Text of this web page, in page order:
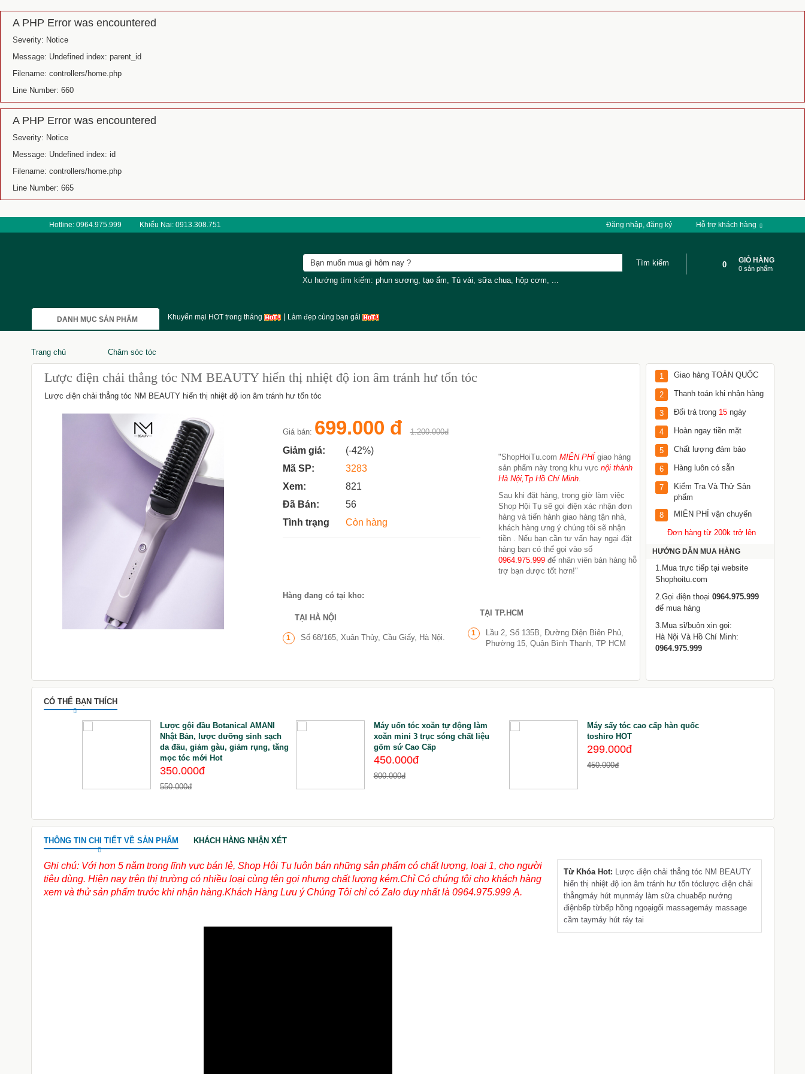
A PHP Error was encountered
Severity: Notice
Message: Undefined index: parent_id
Filename: controllers/home.php
Line Number: 660
A PHP Error was encountered
Severity: Notice
Message: Undefined index: id
Filename: controllers/home.php
Line Number: 665
Hotline: 0964.975.999 Khiếu Nại: 0913.308.751 Đăng nhập, đăng ký Hỗ trợ khách hàng
Xu hướng tìm kiếm: phun sương, tạo ẩm, Tủ vải, sữa chua, hộp cơm, ...
0 GIỎ HÀNG
0 sản phẩm
DANH MỤC SẢN PHẨM Khuyến mại HOT trong tháng | Làm đẹp cùng bạn gái
Trang chủ Chăm sóc tóc
Lược điện chải thẳng tóc NM BEAUTY hiển thị nhiệt độ ion âm tránh hư tổn tóc
Lược điện chải thẳng tóc NM BEAUTY hiển thị nhiệt độ ion âm tránh hư tổn tóc
Giá bán: 699.000 đ 1.200.000đ
Giảm giá:
(-42%)
Mã SP:
3283
Xem:
821
Đã Bán:
56
Tình trạng
Còn hàng
"ShopHoiTu.com MIỄN PHÍgiao hàng
sản phẩm này trong khu vực nội thành
Hà Nội,Tp Hồ Chí Minh.
Sau khi đặt hàng, trong giờ làm việc
Shop Hội Tụ sẽ gọi điện xác nhận đơn
hàng và tiến hành giao hàng tận nhà,
khách hàng ưng ý chúng tôi sẽ nhận
tiền . Nếu bạn cần tư vấn hay ngại đặt
hàng bạn có thể gọi vào số
0964.975.999 để nhân viên bán hàng hỗ
trợ bạn được tốt hơn!"
Hàng đang có tại kho:
TẠI HÀ NỘI
1 Số 68/165, Xuân Thủy, Cầu Giấy, Hà Nội.
TẠI TP.HCM
1
Lầu 2, Số 135B, Đường Điện Biên Phủ,
Phường 15, Quận Bình Thạnh, TP HCM
1 Giao hàng TOÀN QUỐC
2 Thanh toán khi nhận hàng
3 Đổi trả trong 15ngày
4 Hoàn ngay tiền mặt
5 Chất lượng đảm bảo
6 Hàng luôn có sẵn
7
Kiểm Tra Và Thử Sản
phẩm
8
MIỄN PHÍ vận chuyển
Đơn hàng từ 200k trở lên
HƯỚNG DẪN MUA HÀNG
1.Mua trực tiếp tại website
Shophoitu.com
2.Gọi điện thoại 0964.975.999
để mua hàng
3.Mua sỉ/buôn xin gọi:
Hà Nội Và Hồ Chí Minh:
0964.975.999
CÓ THỂ BẠN THÍCH
Lược gội đầu Botanical AMANI
Nhật Bản, lược dưỡng sinh sạch
da đầu, giảm gàu, giảm rụng, tăng
mọc tóc mới Hot
350.000đ
550.000đ
Máy uốn tóc xoăn tự động làm
xoăn mini 3 trục sóng chất liệu
gốm sứ Cao Cấp
450.000đ
800.000đ
Máy sấy tóc cao cấp hàn quốc
toshiro HOT
299.000đ
450.000đ
THÔNG TIN CHI TIẾT VỀ SẢN PHẨM KHÁCH HÀNG NHẬN XÉT
Ghi chú: Với hơn 5 năm trong lĩnh vực bán lẻ, Shop Hội Tụ luôn bán những sản phẩm có chất lượng, loại 1, cho người
tiêu dùng. Hiện nay trên thị trường có nhiều loại cùng tên gọi nhưng chất lượng kém.Chỉ Có chúng tôi cho khách hàng
xem và thử sản phẩm trước khi nhận hàng.Khách Hàng Lưu ý Chúng Tôi chỉ có Zalo duy nhất là 0964.975.999 Ạ.
Từ Khóa Hot: Lược điện chải thẳng tóc NM BEAUTY
hiển thị nhiệt độ ion âm tránh hư tổn tóc lược điện chải
thẳngmáy hút mụnmáy làm sữa chuabếp nướng
điệnbếp từbếp hồng ngoạigối massagemáy massage
cầm taymáy hút ráy tai